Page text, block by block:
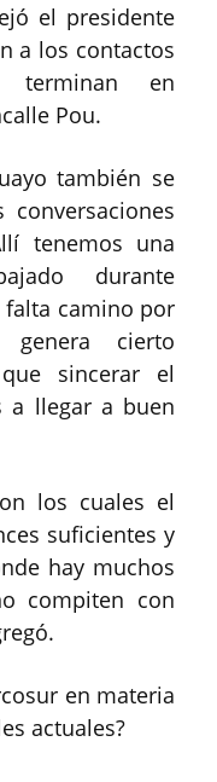
el presidente
a los contactos
en
Pou.
también se
tenemos una
durante
camino por
cierto
sincerar el
a llegar a buen
los cuales el
suficientes y
hay muchos
compiten con
en materia
actuales?